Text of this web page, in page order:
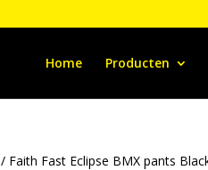
Home Producten
/ Faith Fast Eclipse BMX pants